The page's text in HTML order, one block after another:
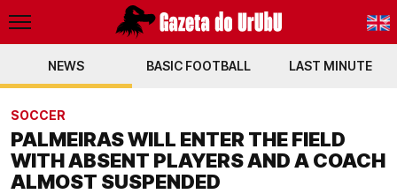
NEWS BASIC FOOTBALL LAST MINUTE
SOCCER
PALMEIRAS WILL ENTER THE FIELD
WITH ABSENT PLAYERS AND A COACH
ALMOST SUSPENDED